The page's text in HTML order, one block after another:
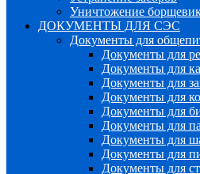
Уничтожение
ДОКУМЕНТЫ ДЛЯ СЭС
Документы для
Документы для
Документы для
Документы для
Документы для
Документы для
Документы для
Документы для
Документы для
Документы для